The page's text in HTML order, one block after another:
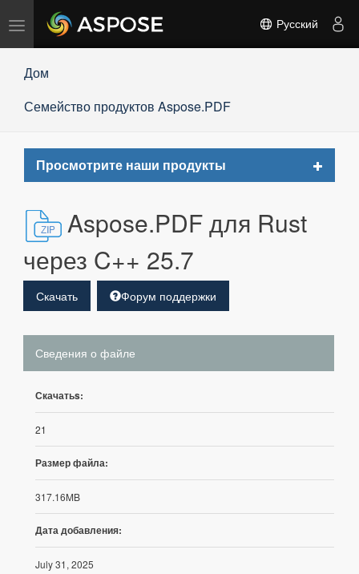
Переключить
навигацию
Русский
Дом
Семейство продуктов Aspose.PDF
Просмотрите наши продукты
Toggle
Aspose.PDF для Rust
через C++ 25.7
Скачать Форум поддержки
Сведения о файле
Скачатьs:
21
Размер файла:
317.16MB
Дата добавления:
July 31, 2025